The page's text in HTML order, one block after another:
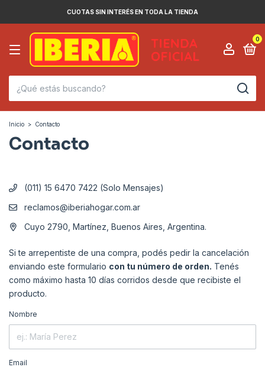
CUOTAS SIN INTERÉS EN TODA LA TIENDA
0
Inicio > Contacto
Contacto
(011) 15 6470 7422 (Solo Mensajes)
reclamos@iberiahogar.com.ar
Cuyo 2790, Martínez, Buenos Aires, Argentina.
Si te arrepentiste de una compra, podés pedir la cancelación
enviando este formulario con tu número de orden. Tenés
como máximo hasta 10 días corridos desde que recibiste el
producto.
Nombre
Email